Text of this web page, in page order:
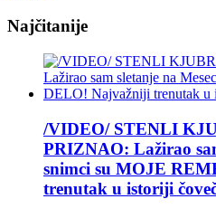
Najčitanije
/VIDEO/ STENLI
PRIZNAO: Lažirao
snimci su MOJE
trenutak u istoriji